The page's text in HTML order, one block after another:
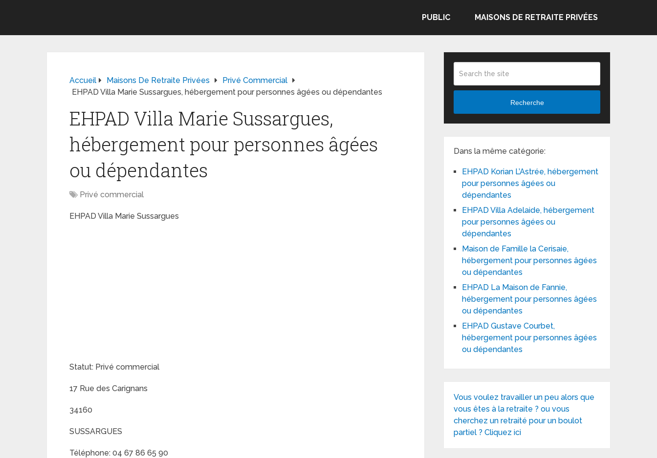
PUBLIC MAISONS DE RETRAITE PRIVÉES
Accueil Maisons De Retraite Privées
Privé Commercial
EHPAD Villa Marie Sussargues, hébergement pour personnes âgées ou dépendantes
EHPAD Villa Marie Sussargues,
hébergement pour personnes âgées
ou dépendantes
Privé commercial
EHPAD Villa Marie Sussargues
Statut: Privé commercial
17 Rue des Carignans
34160
SUSSARGUES
Téléphone: 04 67 86 65 90
Recherche
Dans la même catégorie:
EHPAD Korian L’Astrée, hébergement
pour personnes âgées ou
dépendantes
EHPAD Villa Adelaide, hébergement
pour personnes âgées ou
dépendantes
Maison de Famille la Cerisaie,
hébergement pour personnes âgées
ou dépendantes
EHPAD La Maison de Fannie,
hébergement pour personnes âgées
ou dépendantes
EHPAD Gustave Courbet,
hébergement pour personnes âgées
ou dépendantes
Vous voulez travailler un peu alors que
vous êtes à la retraite ? ou vous
cherchez un retraité pour un boulot
partiel ? Cliquez ici